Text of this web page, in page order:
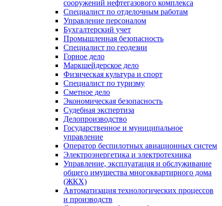
сооружений нефтегазового комплекса
Специалист по отделочным работам
Управление персоналом
Бухгалтерский учет
Промышленная безопасность
Специалист по геодезии
Горное дело
Маркшейдерское дело
Физическая культура и спорт
Специалист по туризму
Сметное дело
Экономическая безопасность
Судебная экспертиза
Делопроизводство
Государственное и муниципальное
управление
Оператор беспилотных авиационных систем
Электроэнергетика и электротехника
Управление, эксплуатация и обслуживание
общего имущества многоквартирного дома
(ЖКХ)
Автоматизация технологических процессов
и производств